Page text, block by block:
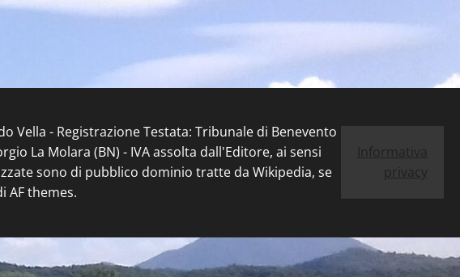
Vella - Registrazione Testata: Tribunale di Benevento
La Molara (BN) - IVA assolta dall'Editore, ai sensi
sono di pubblico dominio tratte da Wikipedia, se
AF themes.
Informativa
privacy